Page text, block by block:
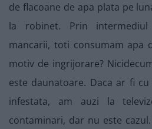
de flacoane de apa plata pe
la robinet. Prin
mancarii, toti consumam apa
motiv de ingrijorare?
este daunatoare. Daca ar fi
infestata, am auzi la
contaminari, dar nu este